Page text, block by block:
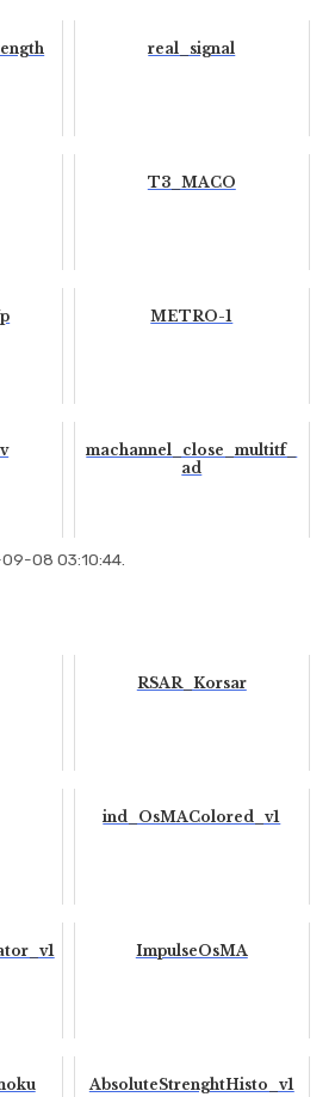
real_signal
T3_MACO
METRO-1
machannel_close_multitf_
ad
08 03:10:44.
RSAR_Korsar
ind_OsMAColored_v1
ImpulseOsMA
AbsoluteStrenghtHisto_v1